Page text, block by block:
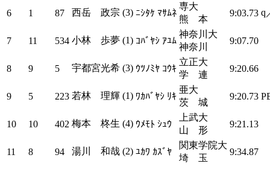
6 1 87 西岳 政宗 (3) ﾆｼﾀｹ ﾏｻﾑﾈ
専大
熊 本
9:03.73 q
7 11 534 小林 歩夢 (1) ｺﾊﾞﾔｼ ｱﾕﾑ
神奈川大
神奈川
9:07.70
8 9 5 宇都宮光希 (3) ｳﾂﾉﾐﾔ ｺｳｷ
立正大
学 連
9:20.66
9 5 223 若林 理輝 (1) ﾜｶﾊﾞﾔｼ ﾘｷ
亜大
茨 城
9:20.73
10 10 402 梅本 柊生 (4) ｳﾒﾓﾄ ｼｭｳ
上武大
山 形
9:21.13
11 8 94 湯川 和哉 (2) ﾕｶﾜ ｶｽﾞﾔ
関東学院大
埼 玉
9:34.87